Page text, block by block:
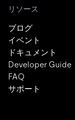
リソース
ブログ
イベント
ドキュメント
Developer Guide
FAQ
サポート